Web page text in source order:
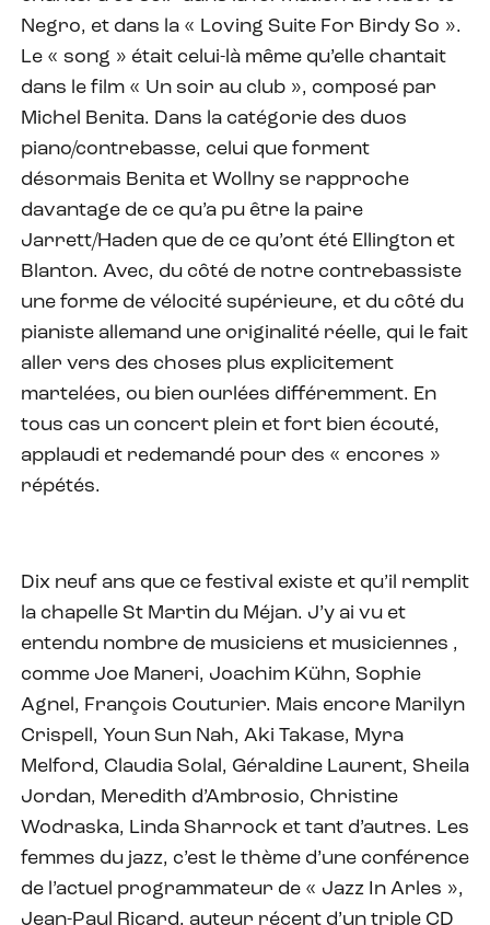
Negro, et dans la « Loving Suite For Birdy So ».
Le « song » était celui-là même qu’elle chantait
dans le film « Un soir au club », composé par
Michel Benita. Dans la catégorie des duos
piano/contrebasse, celui que forment
désormais Benita et Wollny se rapproche
davantage de ce qu’a pu être la paire
Jarrett/Haden que de ce qu’ont été Ellington et
Blanton. Avec, du côté de notre contrebassiste
une forme de vélocité supérieure, et du côté du
pianiste allemand une originalité réelle, qui le fait
aller vers des choses plus explicitement
martelées, ou bien ourlées différemment. En
tous cas un concert plein et fort bien écouté,
applaudi et redemandé pour des « encores »
répétés.
Dix neuf ans que ce festival existe et qu’il remplit
la chapelle St Martin du Méjan. J’y ai vu et
entendu nombre de musiciens et musiciennes ,
comme Joe Maneri, Joachim Kühn, Sophie
Agnel, François Couturier. Mais encore Marilyn
Crispell, Youn Sun Nah, Aki Takase, Myra
Melford, Claudia Solal, Géraldine Laurent, Sheila
Jordan, Meredith d’Ambrosio, Christine
Wodraska, Linda Sharrock et tant d’autres. Les
femmes du jazz, c’est le thème d’une conférence
de l’actuel programmateur de « Jazz In Arles »,
Jean-Paul Ricard, auteur récent d’un triple CD